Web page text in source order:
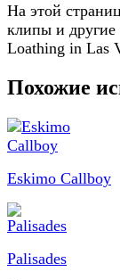
На этой
клипы и другие
Loathing in Las
Похожие
Eskimo Callboy
Palisades